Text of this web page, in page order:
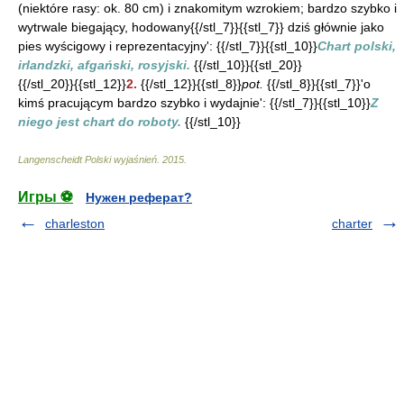
(niektóre rasy: ok. 80 cm) i znakomitym wzrokiem; bardzo szybko i
wytrwale biegający, hodowany{{/stl_7}}{{stl_7}} dziś głównie jako
pies wyścigowy i reprezentacyjny': {{/stl_7}}{{stl_10}}Chart polski,
irlandzki, afgański, rosyjski. {{/stl_10}}{{stl_20}}
{{/stl_20}}{{stl_12}}2. {{/stl_12}}{{stl_8}}pot. {{/stl_8}}{{stl_7}}'o
kimś pracującym bardzo szybko i wydajnie': {{/stl_7}}{{stl_10}}Z
niego jest chart do roboty. {{/stl_10}}
Langenscheidt Polski wyjaśnień 2015
Игры ⚽
Нужен реферат?
charleston
charter